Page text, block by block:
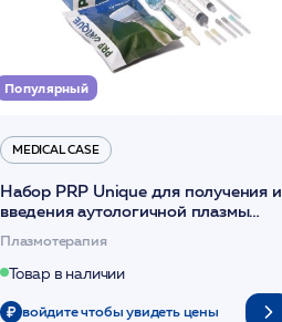
Популярный
MEDICAL CASE
Набор PRP Unique для получения и
введения аутологичной плазмы
Плазмотерапия
Товар в наличии
войдите чтобы увидеть цены